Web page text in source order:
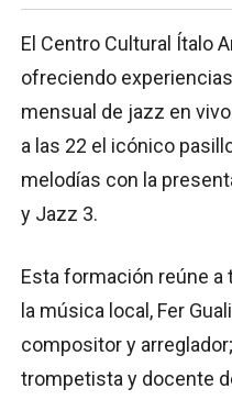
El Centro Cultural Ítalo
ofreciendo
mensual de jazz en
a las 22 el icónico
melodías con la
y Jazz 3.
Esta formación reúne
la música local, Fer
compositor y
trompetista y docente